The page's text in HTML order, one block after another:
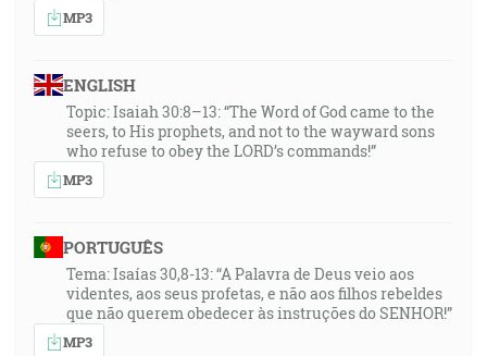
MP3
ENGLISH
Topic: Isaiah 30:8–13: “The Word of God came to the
seers, to His prophets, and not to the wayward sons
who refuse to obey the LORD’s commands!”
MP3
PORTUGUÊS
Tema: Isaías 30,8-13: “A Palavra de Deus veio aos
videntes, aos seus profetas, e não aos filhos rebeldes
que não querem obedecer às instruções do SENHOR!”
MP3